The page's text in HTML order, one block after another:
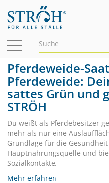
Navigation
ein-/ausblenden
Pferdeweide-
Pferdeweide:
sattes Grün und
STRÖH
Du weißt als Pferdebesitzer
mehr als nur eine
Grundlage für die
Hauptnahrungsquelle und
Sozialkontakte.
Mehr erfahren